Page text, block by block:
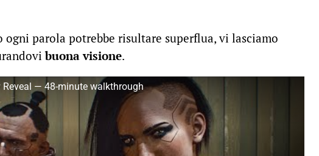
ogni parola potrebbe risultare superflua, vi lasciamo
buona visione.
Reveal — 48-minute walkthrough